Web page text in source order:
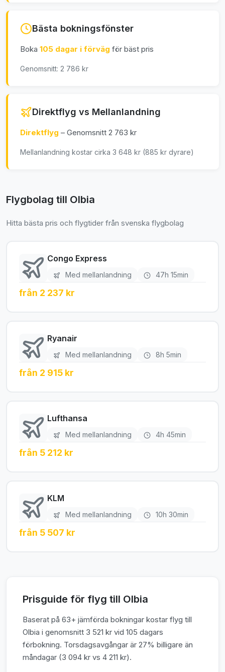
Bästa bokningsfönster
Boka 105 dagar i förväg för bäst pris
Genomsnitt: 2 786 kr
Direktflyg vs Mellanlandning
Direktflyg – Genomsnitt 2 763 kr
Mellanlandning kostar cirka 3 648 kr (885 kr dyrare)
Flygbolag till Olbia
Hitta bästa pris och flygtider från svenska flygbolag
Congo Express
Med mellanlandning 47h 15min
från 2 237 kr
Ryanair
Med mellanlandning 8h 5min
från 2 915 kr
Lufthansa
Med mellanlandning 4h 45min
från 5 212 kr
KLM
Med mellanlandning 10h 30min
från 5 507 kr
Prisguide för flyg till Olbia
Baserat på 63+ jämförda bokningar kostar flyg till
Olbia i genomsnitt 3 521 kr vid 105 dagars
förbokning. Torsdagsavgångar är 27% billigare än
måndagar (3 094 kr vs 4 211 kr).